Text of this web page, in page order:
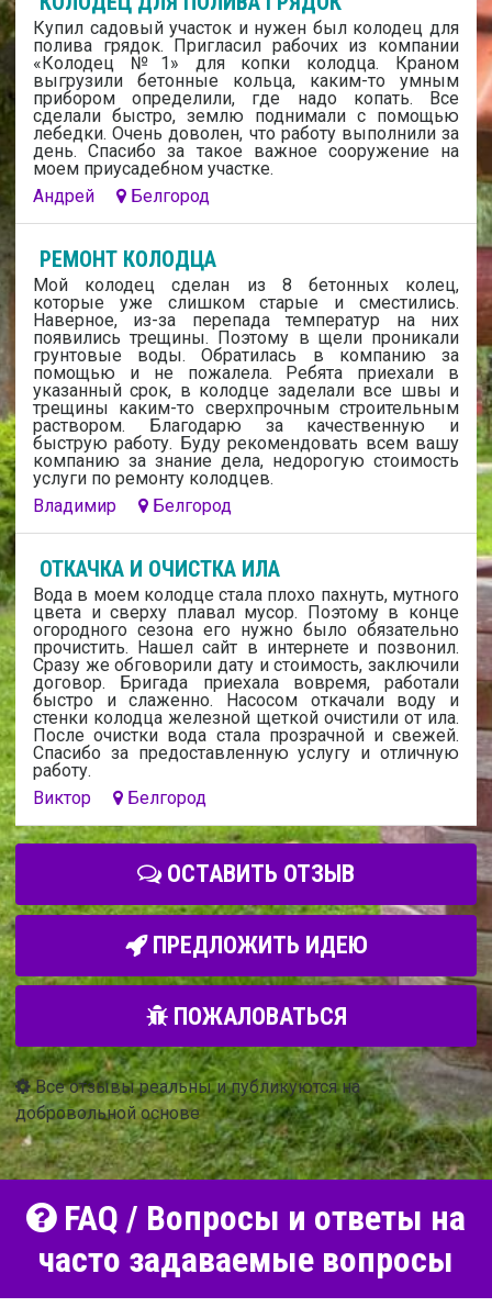
Купил садовый участок и нужен был колодец для
полива грядок. Пригласил рабочих из компании
«Колодец №1» для копки колодца. Краном
выгрузили бетонные кольца, каким-то умным
прибором определили, где надо копать. Все
сделали быстро, землю поднимали с помощью
лебедки. Очень доволен, что работу выполнили за
день. Спасибо за такое важное сооружение на
моем приусадебном участке.
Андрей
Белгород
РЕМОНТ КОЛОДЦА
Мой колодец сделан из 8 бетонных колец,
которые уже слишком старые и сместились.
Наверное, из-за перепада температур на них
появились трещины. Поэтому в щели проникали
грунтовые воды. Обратилась в компанию за
помощью и не пожалела. Ребята приехали в
указанный срок, в колодце заделали все швы и
трещины каким-то сверхпрочным строительным
раствором. Благодарю за качественную и
быструю работу. Буду рекомендовать всем вашу
компанию за знание дела, недорогую стоимость
услуги по ремонту колодцев.
Владимир
Белгород
ОТКАЧКА И ОЧИСТКА ИЛА
Вода в моем колодце стала плохо пахнуть, мутного
цвета и сверху плавал мусор. Поэтому в конце
огородного сезона его нужно было обязательно
прочистить. Нашел сайт в интернете и позвонил.
Сразу же обговорили дату и стоимость, заключили
договор. Бригада приехала вовремя, работали
быстро и слаженно. Насосом откачали воду и
стенки колодца железной щеткой очистили от ила.
После очистки вода стала прозрачной и свежей.
Спасибо за предоставленную услугу и отличную
работу.
Виктор
Белгород
ОСТАВИТЬ ОТЗЫВ
ПРЕДЛОЖИТЬ ИДЕЮ
ПОЖАЛОВАТЬСЯ
Все отзывы реальны и публикуются на
добровольной основе
FAQ / Вопросы и ответы на
часто задаваемые вопросы